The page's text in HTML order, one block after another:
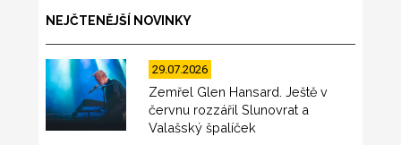
NEJČTENĚJŠÍ NOVINKY
29.07.2026
Zemřel Glen Hansard. Ještě v
červnu rozzářil Slunovrat a
Valašský špalíček